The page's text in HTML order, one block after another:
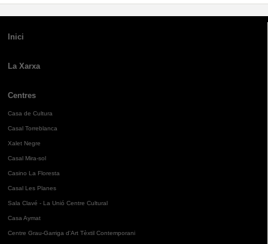
Inici
La Xarxa
Centres
Casa de Cultura
Casal Torreblanca
Xalet Negre
Casal Mira-sol
Casino La Floresta
Casal Les Planes
Sala Clavé - La Unió Centre Cultural
Casa Aymat
Centre Grau-Garriga d'Art Tèxtil Contemporani